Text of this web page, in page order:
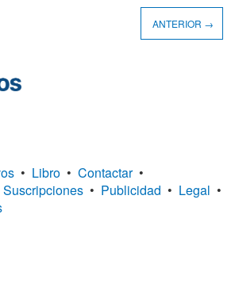
ANTERIOR →
• Libro • Contactar •
Suscripciones • Publicidad • Legal •